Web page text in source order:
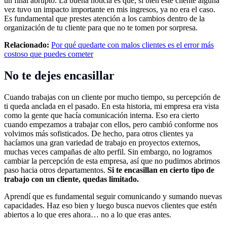
vez tuvo un impacto importante en mis ingresos, ya no era el caso.
Es fundamental que prestes atención a los cambios dentro de la
organización de tu cliente para que no te tomen por sorpresa.
Relacionado: Por qué quedarte con malos clientes es el error más
costoso que puedes cometer
No te dejes encasillar
Cuando trabajas con un cliente por mucho tiempo, su percepción de
ti queda anclada en el pasado. En esta historia, mi empresa era vista
como la gente que hacía comunicación interna. Eso era cierto
cuando empezamos a trabajar con ellos, pero cambió conforme nos
volvimos más sofisticados. De hecho, para otros clientes ya
hacíamos una gran variedad de trabajo en proyectos externos,
muchas veces campañas de alto perfil. Sin embargo, no logramos
cambiar la percepción de esta empresa, así que no pudimos abrirnos
paso hacia otros departamentos. Si te encasillan en cierto tipo de
trabajo con un cliente, quedas limitado.
Aprendí que es fundamental seguir comunicando y sumando nuevas
capacidades. Haz eso bien y luego busca nuevos clientes que estén
abiertos a lo que eres ahora… no a lo que eras antes.